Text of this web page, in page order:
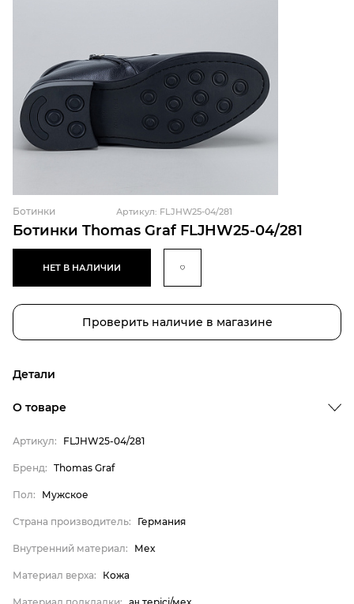
Ботинки Thomas Graf FLJHW25-04/281
Ботинки Артикул: FLJHW25-04/281
НЕТ В НАЛИЧИИ
Проверить наличие в магазине
Детали
Бренд
Пол
О товаре
Артикул: FLJHW25-04/281
Бренд: Thomas Graf
Пол: Мужское
Страна производитель: Германия
Внутренний материал: Мех
Материал верха: Кожа